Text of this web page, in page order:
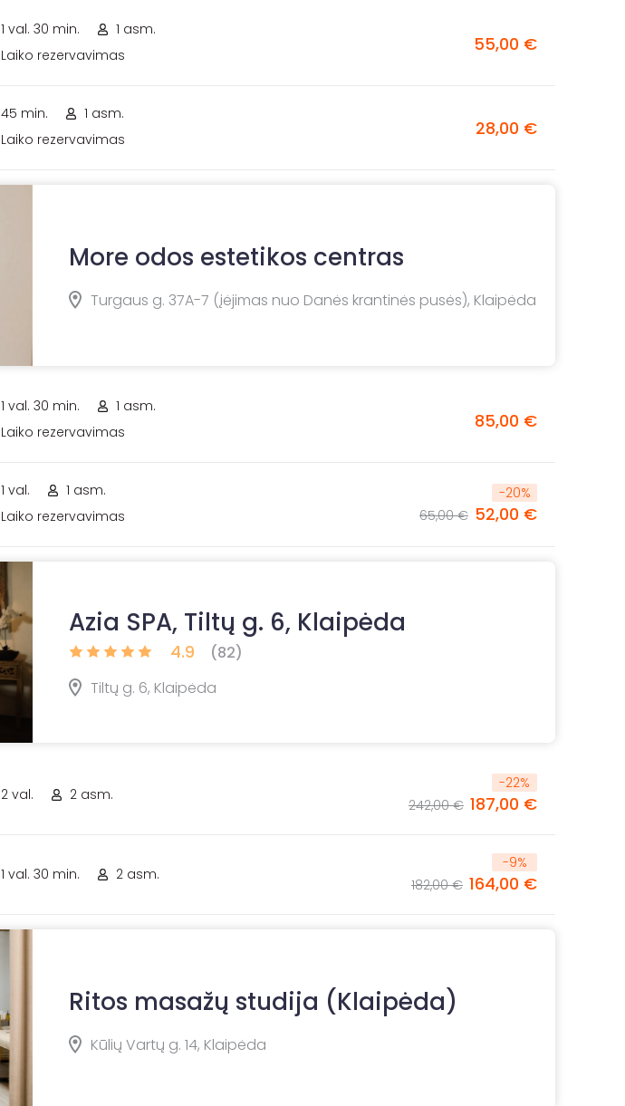
1 val. 30 min.
1 asm.
Laiko rezervavimas
55,00 €
45 min.
1 asm.
Laiko rezervavimas
28,00 €
More odos estetikos centras
Turgaus g. 37A-7 (įėjimas nuo Danės krantinės pusės), Klaipėda
1 val. 30 min.
1 asm.
Laiko rezervavimas
85,00 €
1 val.
1 asm.
Laiko rezervavimas
-20%
65,00 € 52,00 €
Azia SPA, Tiltų g. 6, Klaipėda
4.9
(82)
Tiltų g. 6, Klaipėda
2 val. 2 asm.
-22%
242,00 € 187,00 €
1 val. 30 min. 2 asm.
-9%
182,00 € 164,00 €
Ritos masažų studija (Klaipėda)
Kūlių Vartų g. 14, Klaipėda